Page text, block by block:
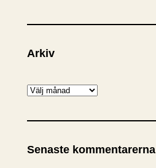
Arkiv
A
k
v
Senaste kommentarerna